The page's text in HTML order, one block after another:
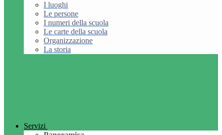
I luoghi
Le persone
I numeri della scuola
Le carte della scuola
Organizzazione
La storia
Servizi